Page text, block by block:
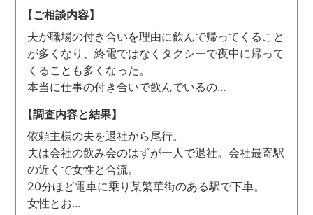
【ご相談内容】
夫が職場の付き合いを理由に飲んで帰ってくること
が多くなり、終電ではなくタクシーで夜中に帰って
くることも多くなった。
本当に仕事の付き合いで飲んでいるの...
【調査内容と結果】
依頼主様の夫を退社から尾行。
夫は会社の飲み会のはずが一人で退社。会社最寄駅
の近くで女性と合流。
20分ほど電車に乗り某繁華街のある駅で下車。
女性とお...